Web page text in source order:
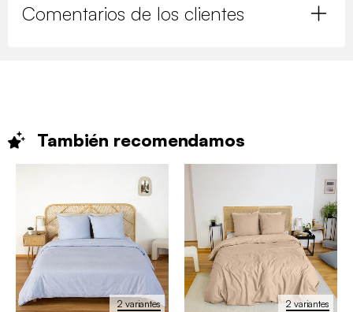
Comentarios de los clientes
También recomendamos
2 variantes 2 variantes